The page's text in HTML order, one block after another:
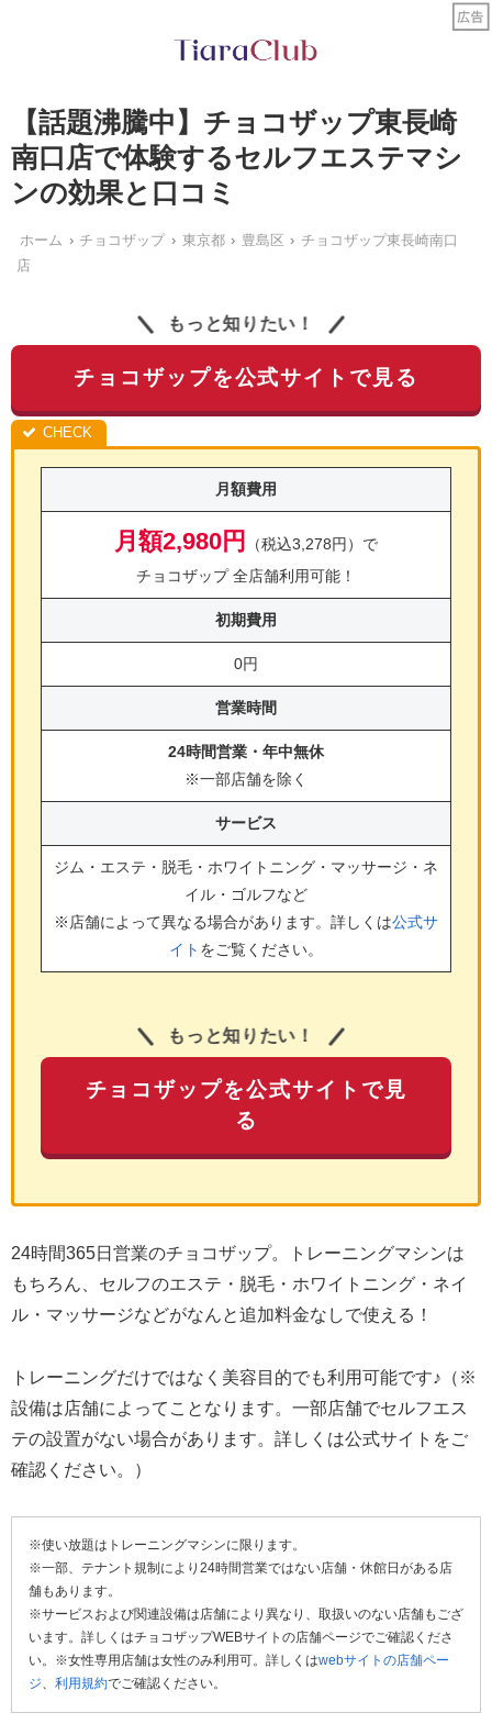
【話題沸騰中】チョコザップ東長崎
南口店で体験するセルフエステマシ
ンの効果と口コミ
ホーム チョコザップ 東京都 豊島区
チョコザップ東長崎南口
店
もっと知りたい！
チョコザップを公式サイトで見る
月額費用
月額2,980円
（税込3,278円）で
チョコザップ 全店舗利用可能！
初期費用
0円
営業時間
24時間営業・年中無休
※一部店舗を除く
サービス
ジム・エステ・脱毛・ホワイトニング・マッサージ・ネ
イル・ゴルフなど
※店舗によって異なる場合があります。詳しくは公式サ
イト をご覧ください。
もっと知りたい！
チョコザップを公式サイトで見
る
24時間365日営業のチョコザップ。トレーニングマシンは
もちろん、セルフのエステ・脱毛・ホワイトニング・ネイ
ル・マッサージなどがなんと追加料金なしで使える！
トレーニングだけではなく美容目的でも利用可能です♪（※
設備は店舗によってことなります。一部店舗でセルフエス
テの設置がない場合があります。詳しくは公式サイトをご
確認ください。）
※使い放題はトレーニングマシンに限ります。
※一部、テナント規制により24時間営業ではない店舗・休館日がある店
舗もあります。
※サービスおよび関連設備は店舗により異なり、取扱いのない店舗もござ
います。詳しくはチョコザップWEBサイトの店舗ページでご確認くださ
い。※女性専用店舗は女性のみ利用可。詳しくはwebサイトの店舗ペー
ジ、 利用規約でご確認ください。